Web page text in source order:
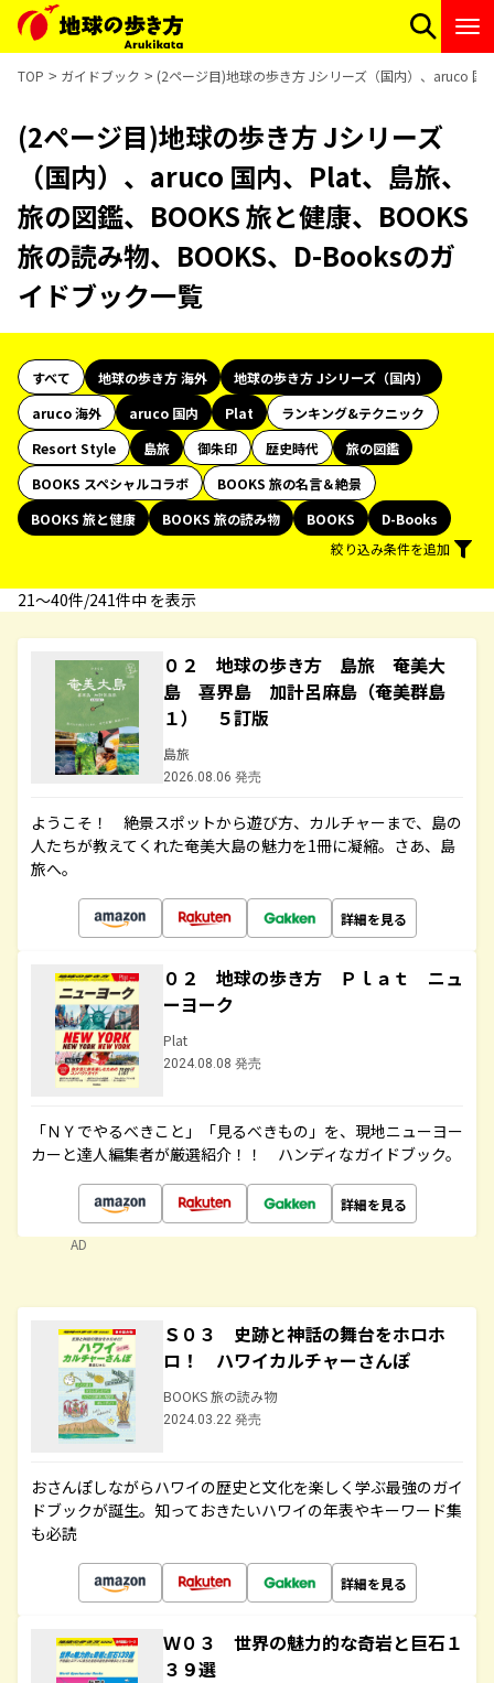
TOP ガイドブック (2ページ目)地球の歩き方 Jシリーズ（国内）、aruco 国
(2ページ目)地球の歩き方 Jシリーズ
（国内）、aruco 国内、Plat、島旅、
旅の図鑑、BOOKS 旅と健康、BOOKS
旅の読み物、BOOKS、D-Booksのガ
イドブック一覧
すべて 地球の歩き方 海外
地球の歩き方 Jシリーズ（国内）
aruco 海外
aruco 国内 Plat
ランキング&テクニック
Resort Style
島旅 御朱印 歴史時代
旅の図鑑
BOOKS スペシャルコラボ
BOOKS 旅の名言＆絶景
BOOKS 旅と健康
BOOKS 旅の読み物 BOOKS
D-Books
絞り込み条件を追加
21〜40件/241件中 を表示
０２ 地球の歩き方 島旅 奄美大
島 喜界島 加計呂麻島（奄美群島
１） ５訂版
島旅
2026.08.06 発売
ようこそ！ 絶景スポットから遊び方、カルチャーまで、島の
人たちが教えてくれた奄美大島の魅力を1冊に凝縮。さあ、島
旅へ。
詳細を見る
０２ 地球の歩き方 Ｐｌａｔ ニュ
ーヨーク
Plat
2024.08.08 発売
「ＮＹでやるべきこと」「見るべきもの」を、現地ニューヨー
カーと達人編集者が厳選紹介！！ ハンディなガイドブック。
詳細を見る
AD
Ｓ０３ 史跡と神話の舞台をホロホ
ロ！ ハワイカルチャーさんぽ
BOOKS 旅の読み物
2024.03.22 発売
おさんぽしながらハワイの歴史と文化を楽しく学ぶ最強のガイ
ドブックが誕生。知っておきたいハワイの年表やキーワード集
も必読
詳細を見る
Ｗ０３ 世界の魅力的な奇岩と巨石１
３９選